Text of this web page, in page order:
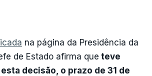
na página da Presidência da
de Estado afirma que teve
decisão, o prazo de 31 de